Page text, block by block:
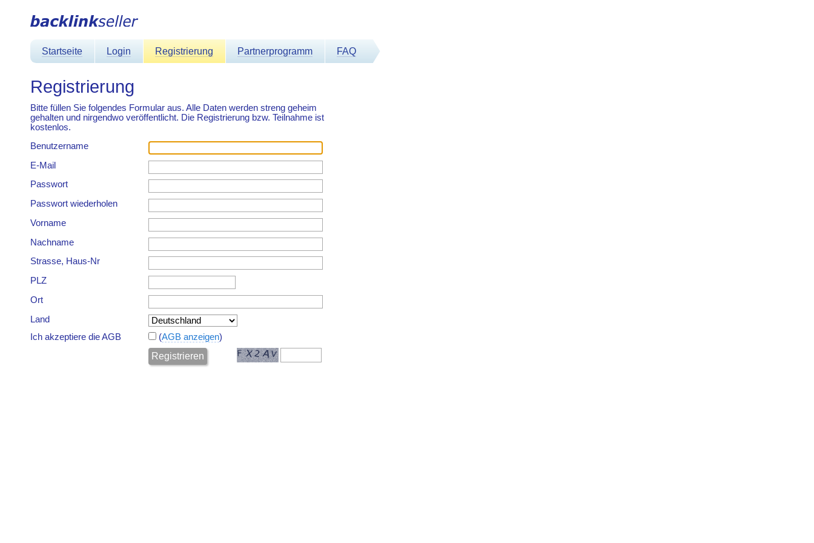
Startseite Login Registrierung Partnerprogramm FAQ
Registrierung
Bitte füllen Sie folgendes Formular aus. Alle Daten werden streng geheim
gehalten und nirgendwo veröffentlicht. Die Registrierung bzw. Teilnahme ist
kostenlos.
Benutzername
E-Mail
Passwort
Passwort wiederholen
Vorname
Nachname
Strasse, Haus-Nr
PLZ
Ort
Land
Ich akzeptiere die AGB
(AGB anzeigen)